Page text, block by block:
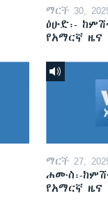
ማርች 30,
ዕሁድ፡-
የአማርኛ ዜና
ማርች 27,
ሐሙስ፡-
የአማርኛ ዜና